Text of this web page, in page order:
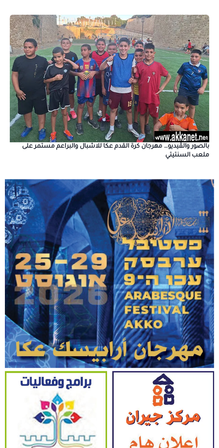
بالصور والڤيديو… مهرجان كرة القدم عكا للاشبال والبراعم مستمر على
ملعب السنتيتي